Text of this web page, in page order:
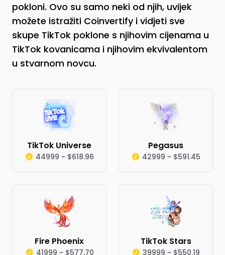
pokloni. Ovo su samo neki od njih, uvijek
možete istražiti Coinvertify i vidjeti sve
skupe TikTok poklone s njihovim cijenama u
TikTok kovanicama i njihovim ekvivalentom
u stvarnom novcu.
TikTok Universe
44999 ~ $618.96
Pegasus
42999 ~ $591.45
Fire Phoenix
41999 ~ $577.70
TikTok Stars
39999 ~ $550.19